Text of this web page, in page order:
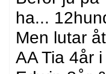
ha...
Men lutar
AA Tia 4år